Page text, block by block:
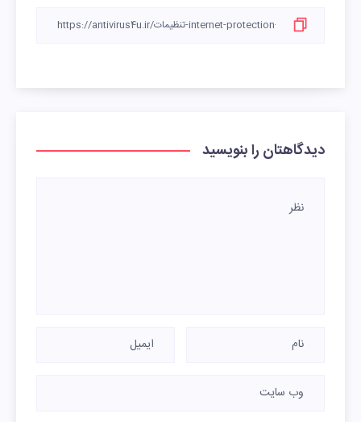
دیدگاهتان را بنویسید